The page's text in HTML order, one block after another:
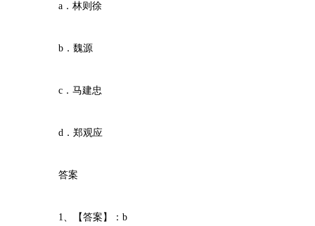
a．林则徐
b．魏源
c．马建忠
d．郑观应
答案
1、【答案】：b